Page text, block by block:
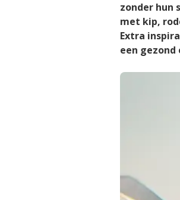
zonder hun
met kip,
Extra
een